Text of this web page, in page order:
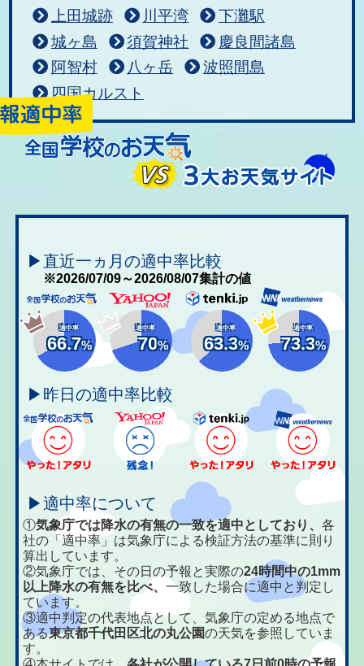
上田城跡
川平湾
下灘駅
城ヶ島
須賀神社
慶良間諸島
阿智村
八ヶ岳
波照間島
四国カルスト
▶直近一ヵ月の適中率比較
※2026/07/09～2026/08/07集計の値
適中率
66.7%
適中率
70%
適中率
63.3%
適中率
73.3%
▶昨日の適中率比較
▶適中率について
①気象庁では降水の有無の一致を適中としており、各
社の「適中率」は気象庁による検証方法の基準に則り
算出しています。
②気象庁では、その日の予報と実際の24時間中の1mm
以上降水の有無を比べ、一致した場合に適中と判定し
ています。
③適中判定の代表地点として、気象庁の定める地点で
ある東京都千代田区北の丸公園の天気を参照していま
す。